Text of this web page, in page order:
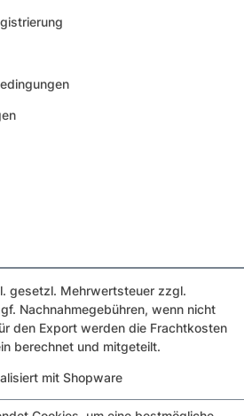
gesetzl. Mehrwertsteuer zzgl.
Nachnahmegebühren, wenn nicht
den Export werden die Frachtkosten
berechnet und mitgeteilt.
mit Shopware